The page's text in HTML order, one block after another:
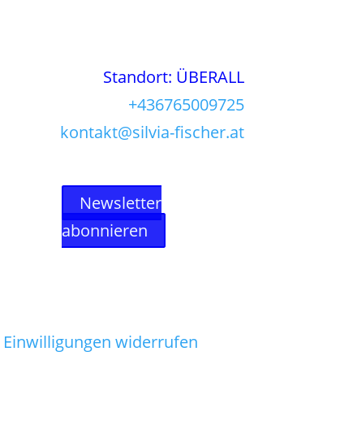
Standort: ÜBERALL
+436765009725
kontakt@silvia-fischer.at
Newsletter
abonnieren
Einwilligungen widerrufen